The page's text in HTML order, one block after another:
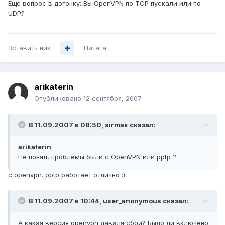
Еще вопрос в догонку: Вы OpenVPN по TCP пускали или по
UDP?
Вставить ник Цитата
arikaterin
Опубликовано 12 сентября, 2007
В 11.09.2007 в 08:50, sirmax сказал:
arikaterin
Не понял, проблемы были с OpenVPN или pptp ?
c openvpn. pptp работает отлично :)
В 11.09.2007 в 10:44, user_anonymous сказал:
А какая версия openvpn даваля сбои? Было ли включено